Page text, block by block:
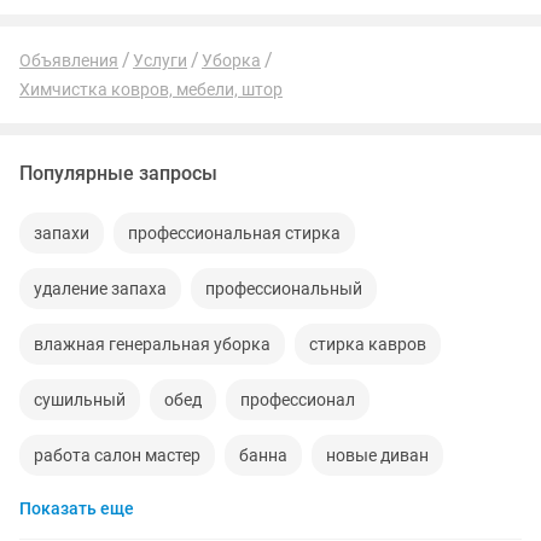
Объявления Услуги
Уборка
Химчистка ковров, мебели, штор
Популярные запросы
запахи профессиональная стирка
удаление запаха профессиональный
влажная генеральная уборка стирка кавров
сушильный обед профессионал
работа салон мастер банна новые диван
быв мебель для детской
Показать еще